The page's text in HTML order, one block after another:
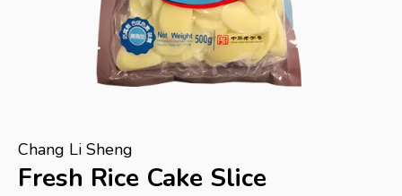
Chang Li Sheng
Fresh Rice Cake Slice